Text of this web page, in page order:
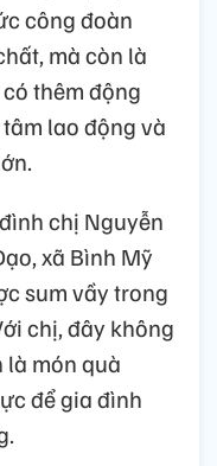
công đoàn
mà còn là
thêm động
lao động và
chị Nguyễn
xã Bình Mỹ
sum vầy trong
chị, đây không
là món quà
để gia đình